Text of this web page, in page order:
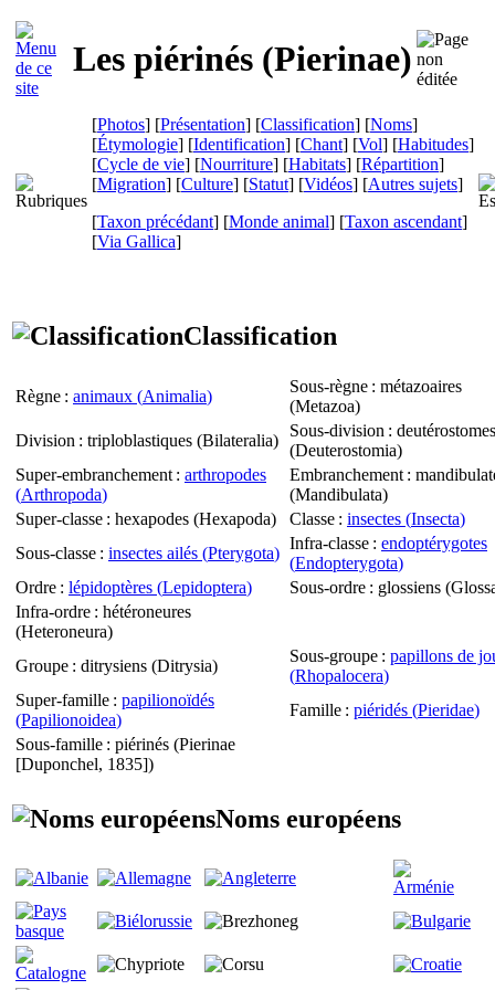
Les piérinés (Pierinae)
[Photos] [Présentation] [Classification] [Noms]
[Étymologie] [Identification] [Chant] [Vol] [Habitudes]
[Cycle de vie] [Nourriture] [Habitats] [Répartition]
[Migration] [Culture] [Statut] [Vidéos] [Autres sujets]
[Taxon précédant] [Monde animal] [Taxon ascendant]
[Via Gallica]
Classification
Règne : animaux (Animalia)
Sous-règne : métazoaires
(Metazoa)
Division : triploblastiques (Bilateralia)
Sous-division : deutérostomes
(Deuterostomia)
Super-embranchement : arthropodes
(Arthropoda)
Embranchement :
(Mandibulata)
Super-classe : hexapodes (Hexapoda) Classe : insectes (Insecta)
Sous-classe : insectes ailés (Pterygota)
Infra-classe : endoptérygotes
(Endopterygota)
Ordre : lépidoptères (Lepidoptera) Sous-ordre : glossiens (
Infra-ordre : hétéroneures
(Heteroneura)
Groupe : ditrysiens (Ditrysia)
Sous-groupe : papillons de
(Rhopalocera)
Super-famille : papilionoïdés
(Papilionoidea)
Famille : piéridés (Pieridae)
Sous-famille : piérinés (Pierinae
[Duponchel, 1835])
Noms européens